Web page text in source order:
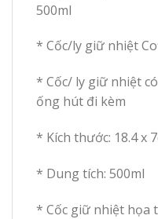
500ml
* Cốc/ly giữ nhiệt
* Cốc/ ly giữ nhiệt
ống hút đi kèm
* Kích thước: 18.4 x
* Dung tích: 500ml
* Cốc giữ nhiệt họa